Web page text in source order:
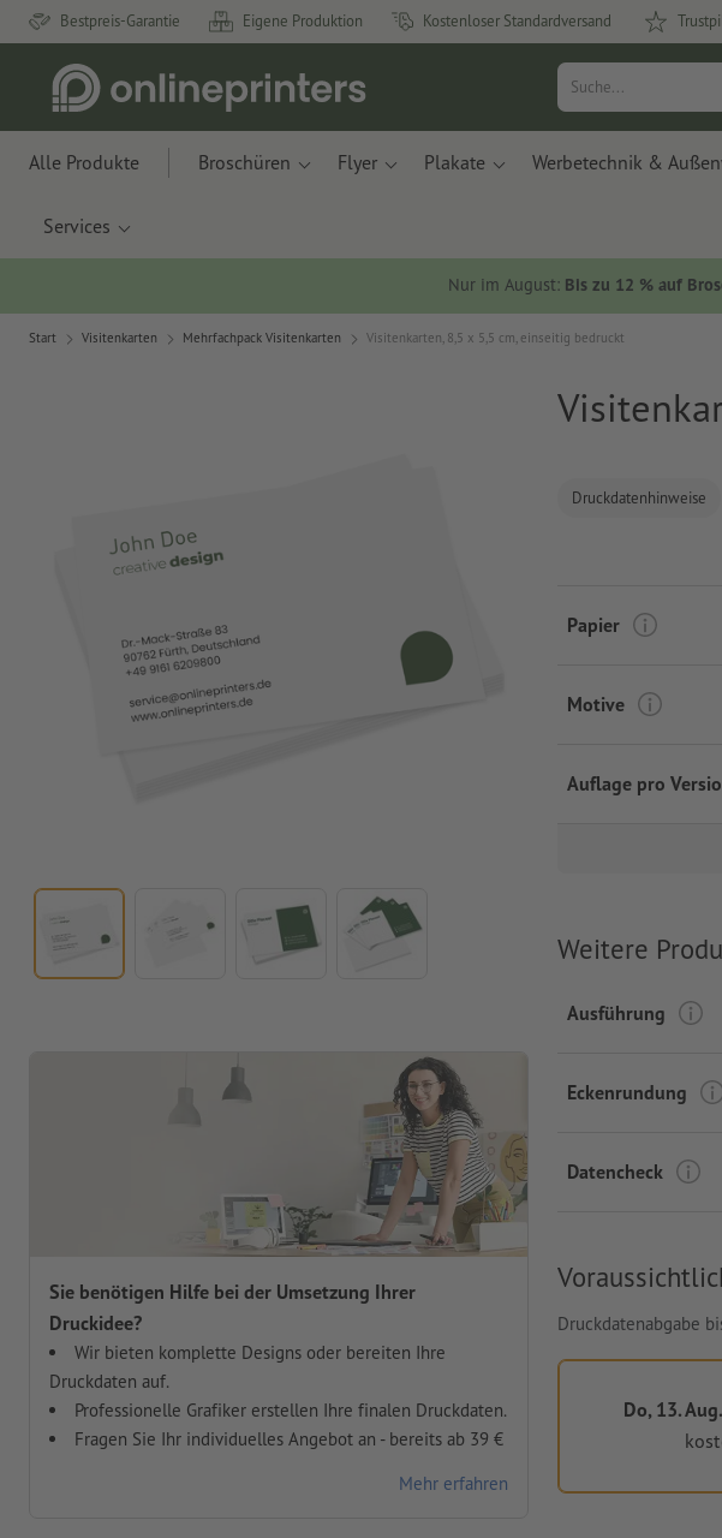
Bestpreis-Garantie Eigene Produktion Kostenloser Standardversand
Alle Produkte Broschüren Flyer Plakate Werbetechnik &
Services
Nur im August: Bis zu 12 % auf
Start Visitenkarten Mehrfachpack Visitenkarten Visitenkarten, 8,5 x 5,5 cm, einseitig bedruckt
Sie benötigen Hilfe bei der Umsetzung Ihrer
Druckidee?
Wir bieten komplette Designs oder bereiten Ihre
Druckdaten auf.
Professionelle Grafiker erstellen Ihre finalen Druckdaten.
Fragen Sie Ihr individuelles Angebot an - bereits ab 39 €
Mehr erfahren
Druckdatenhinweise
Papier
Motive
Auflage pro
Weitere
Ausführung
Eckenrundung
Datencheck
Druckdatenabgabe
Do, 13.